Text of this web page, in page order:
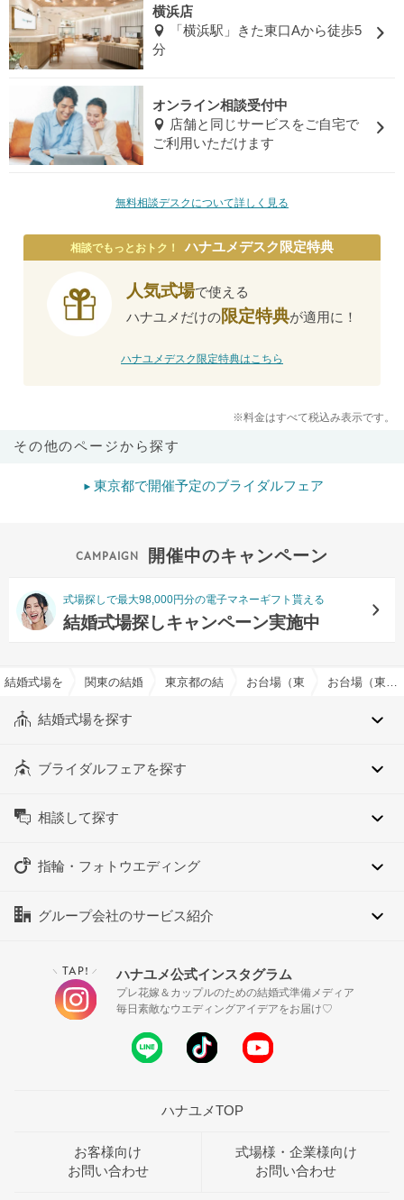
横浜店
「横浜駅」きた東口Aから徒歩5
分
オンライン相談受付中
店舗と同じサービスをご自宅で
ご利用いただけます
無料相談デスクについて詳しく見る
相談でもっとおトク！ ハナユメデスク限定特典
人気式場で使える
ハナユメだけの限定特典が適用に！
ハナユメデスク限定特典はこちら
※料金はすべて税込み表示です。
その他のページから探す
東京都で開催予定のブライダルフェア
開催中のキャンペーン
式場探しで最大98,000円分の電子マネーギフト貰える
結婚式場探しキャンペーン実施中
結婚式場を探すならハナユメ
関東の結婚式場東京都の結婚式場お台場（東京都）の結婚式場
お台場（東京都）のデザートビュッフェ対応可でおすすめの結婚式場・挙式会場一覧
結婚式場を探す
ブライダルフェアを探す
相談して探す
指輪・フォトウエディング
グループ会社のサービス紹介
＼ TAP! ／ ハナユメ公式インスタグラム
プレ花嫁＆カップルのための結婚式準備メディア
毎日素敵なウエディングアイデアをお届け♡
ハナユメTOP
お客様向け
お問い合わせ
式場様・企業様向け
お問い合わせ